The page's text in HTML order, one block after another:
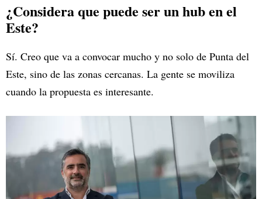
¿Considera que puede ser un hub en el
Este?
Sí. Creo que va a convocar mucho y no solo de Punta del
Este, sino de las zonas cercanas. La gente se moviliza
cuando la propuesta es interesante.